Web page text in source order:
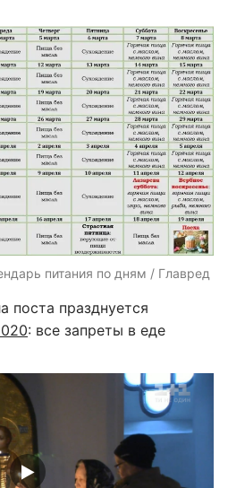
питания по дням / Главред
поста празднуется
: все запреты в еде